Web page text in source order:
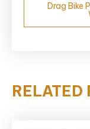
Drag Bike
RELATED